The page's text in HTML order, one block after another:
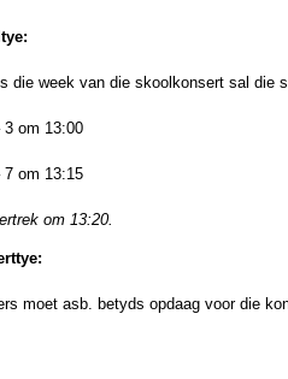
die week van die skoolkonsert sal die
3 om 13:00
7 om 13:15
om 13:20.
moet asb. betyds opdaag voor die